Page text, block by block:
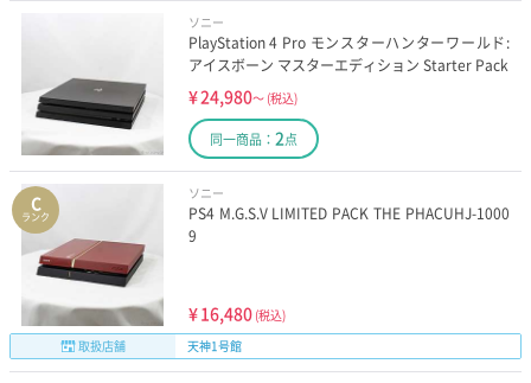
ソニー
PlayStation 4 Pro モンスターハンターワールド:
アイスボーン マスターエディション Starter Pack
¥24,980～ (税込)
同一商品： 2点
C
ランク
ソニー
PS4 M.G.S.V LIMITED PACK THE PHACUHJ-1000
9
¥16,480 (税込)
取扱店舗
天神1号館